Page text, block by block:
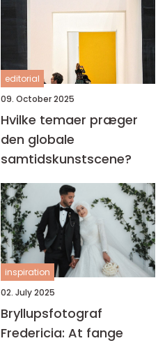
editorial
09. October 2025
Hvilke temaer præger
den globale
samtidskunstscene?
inspiration
02. July 2025
Bryllupsfotograf
Fredericia: At fange